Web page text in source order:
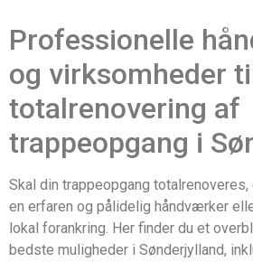
Professionelle
og virksomheder
totalrenovering af
trappeopgang i
Skal din trappeopgang
en erfaren og pålidelig håndværker
lokal forankring. Her finder du et
bedste muligheder i Sønderjylland,